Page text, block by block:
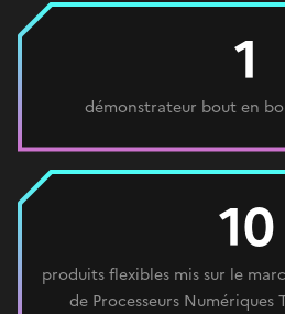
1
démonstrateur bout en
10
produits flexibles mis sur le
de Processeurs Numériques